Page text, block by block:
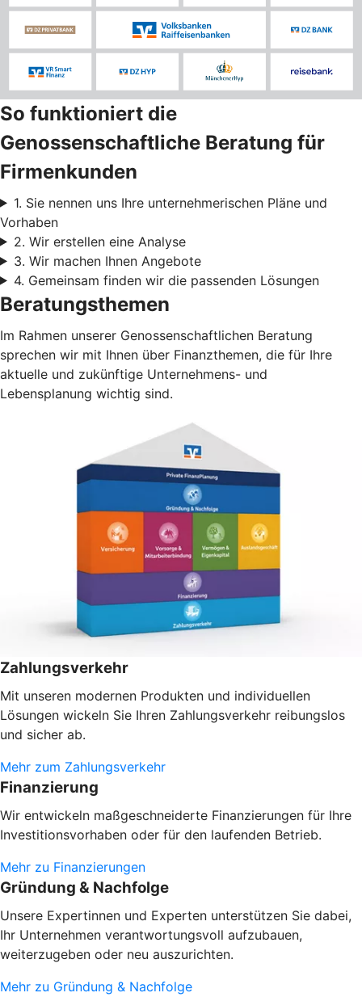
So funktioniert die
Genossenschaftliche Beratung für
Firmenkunden
1. Sie nennen uns Ihre unternehmerischen Pläne und
Vorhaben
2. Wir erstellen eine Analyse
3. Wir machen Ihnen Angebote
4. Gemeinsam finden wir die passenden Lösungen
Beratungsthemen
Im Rahmen unserer Genossenschaftlichen Beratung
sprechen wir mit Ihnen über Finanzthemen, die für Ihre
aktuelle und zukünftige Unternehmens- und
Lebensplanung wichtig sind.
Zahlungsverkehr
Mit unseren modernen Produkten und individuellen
Lösungen wickeln Sie Ihren Zahlungsverkehr reibungslos
und sicher ab.
Mehr zum Zahlungsverkehr
Finanzierung
Wir entwickeln maßgeschneiderte Finanzierungen für Ihre
Investitionsvorhaben oder für den laufenden Betrieb.
Mehr zu Finanzierungen
Gründung & Nachfolge
Unsere Expertinnen und Experten unterstützen Sie dabei,
Ihr Unternehmen verantwortungsvoll aufzubauen,
weiterzugeben oder neu auszurichten.
Mehr zu Gründung & Nachfolge